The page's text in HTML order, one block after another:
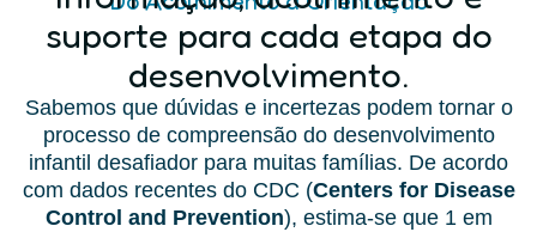
suporte para cada etapa do
desenvolvimento.
Sabemos que dúvidas e incertezas podem tornar o
processo de compreensão do desenvolvimento
infantil desafiador para muitas famílias. De acordo
com dados recentes do CDC (Centers for Disease
Control and Prevention), estima-se que 1 em